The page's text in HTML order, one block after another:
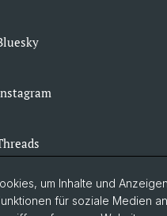
um Inhalte und
für soziale Medien